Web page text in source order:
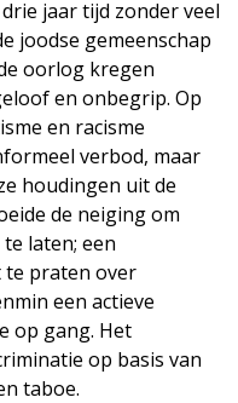
jaar tijd zonder veel
joodse gemeenschap
oorlog kregen
en onbegrip. Op
en racisme
verbod, maar
houdingen uit de
de neiging om
laten; een
te praten over
een actieve
op gang. Het
op basis van
taboe.